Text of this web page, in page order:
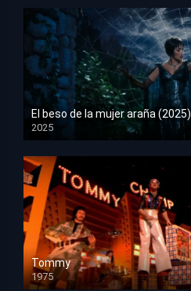
El beso de la mujer araña (2025)
2025
HD 1080p
Tommy
1975
HD 1080p